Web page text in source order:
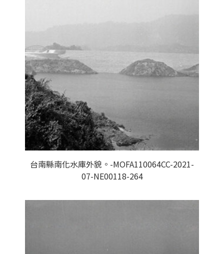
台南縣南化水庫外貌。-MOFA110064CC-2021-
07-NE00118-264